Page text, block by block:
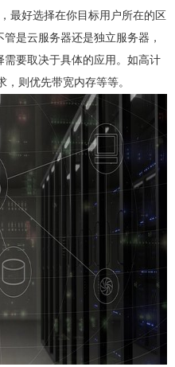
最好选择在你目标用户所在的区
是云服务器还是独立服务器，
要取决于具体的应用。如高计
则优先带宽内存等等。